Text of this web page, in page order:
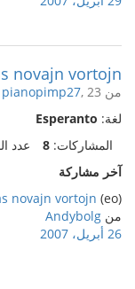
novajn vortojn?
من pianopimp27, 23 أبريل، 2007
لغة: Esperanto
المشاركات: 8 عدد
آخر مشاركة
(eo)
novajn vortojn?
من Andybolg
26 أبريل، 2007